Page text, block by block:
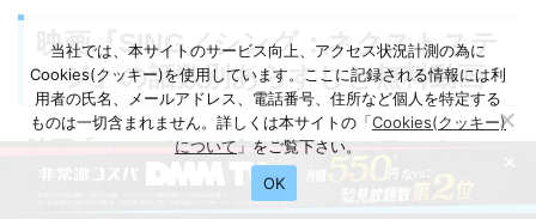
映画『SING／シング：ネクストステ
ージ』の話数別あらすじと無料動画
映画「SING／シング：ネクストステージ」の
あらすじ
当社では、本サイトのサービス向上、アクセス状況計測の為に
Cookies(クッキー)を使用しています。ここに記録される情報には利
用者の氏名、メールアドレス、電話番号、住所など個人を特定する
ものは一切含まれません。詳しくは本サイトの「Cookies(クッキー)
について 」をご覧下さい。
OK